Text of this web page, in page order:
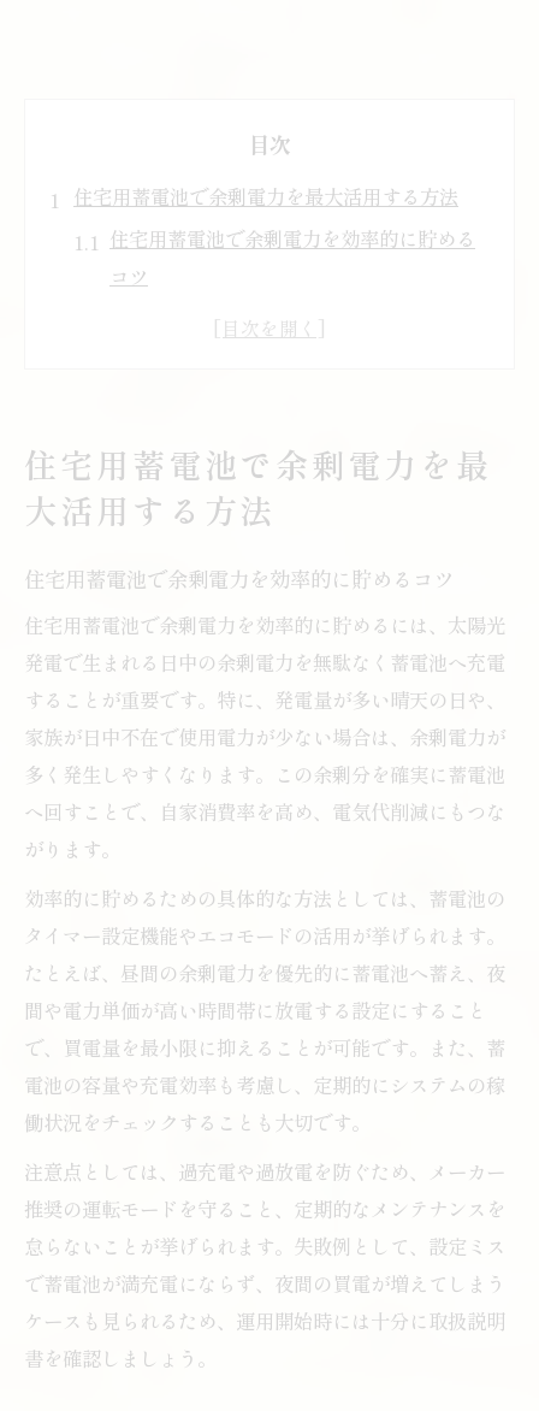
目次
住宅用蓄電池で余剰電力を最大活用する方法
住宅用蓄電池で余剰電力を効率的に貯める
コツ
住宅用蓄電池導入時に知っておきたい運用
余剰電力で住宅用蓄電池の自家消費率を高
める方法
法
住宅用蓄電池がもたらす快適な省エネライ
フ
住宅用蓄電池が支えるエコで安心な暮らし
方
太陽光発電の余剰電力は蓄電できるのか
住宅用蓄電池で余剰電力を貯める仕組みを
解説
太陽光発電と住宅用蓄電池の連携ポイント
余剰電力は住宅用蓄電池で有効活用が可能
か
住宅用蓄電池による余剰電力の蓄電事例紹
介
余剰電力が住宅用蓄電池で蓄電できる理由
蓄電池運用がもたらす電気代節約の極意
住宅用蓄電池で余剰電力を最
大活用する方法
住宅用蓄電池で余剰電力を効率的に貯めるコツ
住宅用蓄電池で余剰電力を効率的に貯めるには、太陽光
発電で生まれる日中の余剰電力を無駄なく蓄電池へ充電
することが重要です。特に、発電量が多い晴天の日や、
家族が日中不在で使用電力が少ない場合は、余剰電力が
多く発生しやすくなります。この余剰分を確実に蓄電池
へ回すことで、自家消費率を高め、電気代削減にもつな
がります。
効率的に貯めるための具体的な方法としては、蓄電池の
タイマー設定機能やエコモードの活用が挙げられます。
たとえば、昼間の余剰電力を優先的に蓄電池へ蓄え、夜
間や電力単価が高い時間帯に放電する設定にすること
で、買電量を最小限に抑えることが可能です。また、蓄
電池の容量や充電効率も考慮し、定期的にシステムの稼
働状況をチェックすることも大切です。
注意点としては、過充電や過放電を防ぐため、メーカー
推奨の運転モードを守ること、定期的なメンテナンスを
怠らないことが挙げられます。失敗例として、設定ミス
で蓄電池が満充電にならず、夜間の買電が増えてしまう
ケースも見られるため、運用開始時には十分に取扱説明
書を確認しましょう。